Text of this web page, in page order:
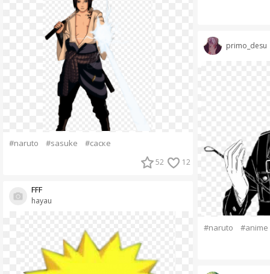
#naruto #sasuke #саске
52 12
hayau
FFF
primo_desu
#naruto #anime